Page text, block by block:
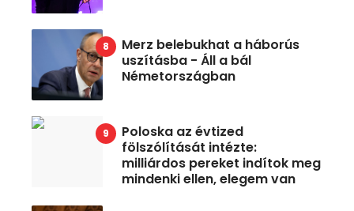
Merz belebukhat a háborús
uszításba - Áll a bál
Németországban
Poloska az évtized
fölszólítását intézte:
milliárdos pereket indítok meg
mindenki ellen, elegem van